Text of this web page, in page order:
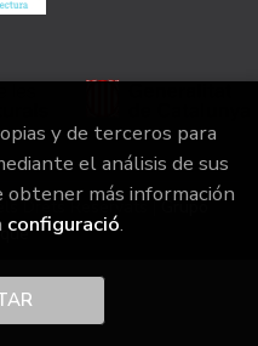
Drets Reservats |Grupo
y de terceros para
el análisis de sus
obtener más información
configuració.